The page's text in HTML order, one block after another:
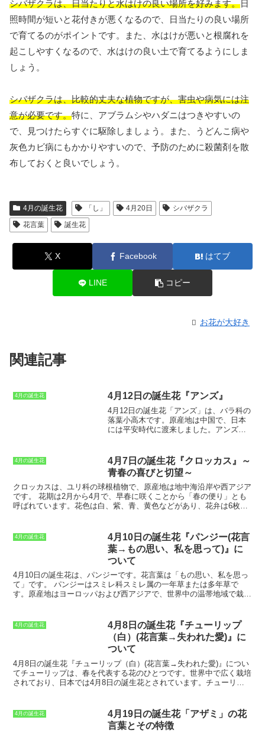
シバザクラは、日当たりと水はけの良い場所を好みます。日
照時間が短いと花付きが悪くなるので、日当たりの良い場所
で育てるのがポイントです。また、水はけが悪いと根腐れを
起こしやすくなるので、水はけの良い土で育てるようにしま
しょう。
シバザクラは、比較的丈夫な植物ですが、害虫や病気には注
意が必要です。特に、アブラムシやハダニはつきやすいの
で、見つけたらすぐに駆除しましょう。また、うどんこ病や
灰色カビ病にもかかりやすいので、予防のために殺菌剤を散
布しておくと良いでしょう。
4月の誕生花 「し」 4月20日
シバザクラ
花言葉
誕生花
X Facebook はてブ
LINE コピー
お花が大好き
関連記事
4月の誕生花 4月12日の誕生花『アンズ』
4月12日の誕生花「アンズ」 は、バラ科の
落葉小高木です。原産地は中国で、日本
には平安時代に渡来しました。アンズの
の直径は約2～3cmと小さく、一つの枝に
10～20個の花が固まって咲きます。アン
ズの花は、梅の花に似ていますが、花が
梅の花よりも大きいのが特徴です。アン
ズの花言葉は、「希望」「忍耐」「貞
節」など
です。「希望」の花言葉は、ア
とから、「貞節」の花言葉は、アンズの
花が一本の花茎に固まって咲くことから
由来しています。アンズの花は、古くか
ら邪気を払う力があるとされており、厄
除けのお守りに使われることもありま
す。
4月の誕生花
4月7日の誕生花『クロッカス』～
青春の喜びと切望～
クロッカスは、ユリ科の球根植物で、原産地は地中海沿岸や西アジア
です。
花期は2月から4月で、早春に咲くことから「春の便り」とも
呼ばれています。花色は白、紫、青、黄色などがあり、花弁は6枚
に植え付け、水やりをして、日の当たる場所で育てます。冬になる
と葉が枯れますが、春になると再び葉を茂らせ、花を咲かせます。ク
ロッカスの花言葉は「青春の喜びと切望」です。そのため、卒業式
や入学式のプレゼントとして人気があります。また、クロッカスは花
壇や鉢植えで楽しむこともできます。
4月の誕生花
4月10日の誕生花『パンジー(花言
葉→もの思い、私を思って)』に
ついて
4月10日の誕生花は、パンジーです。花言葉は「もの思い、私を思っ
て」です。
パンジーはスミレ科スミレ属の一年草または多年草で
す。原産地はヨーロッパおよび西アジアで、世界中の温帯地域で栽培
ります。パンジーの花言葉である「もの思い」は、パンジーの花がう
つむきがちで、物思いにふけているように見えることからつけられま
した。また、「私を思って」は、パンジーの花が人の顔を思わせる形
をしていることからつけられたと言われています。
葉は、恋人や友人への贈り物にぴったりです。パンジーは、花壇や鉢
植えで楽しむことができます。日当たりの良い場所を好み、水はけの
良い土壌で育ちます。花期は春と秋で、冬は休眠します。パンジー
は、育てやすく初心者にもおすすめです。
4月の誕生花
4月8日の誕生花『チューリップ
（白）(花言葉→失われた愛)』に
ついて
4月8日の誕生花『チューリップ（白）(花言葉→失われた愛)』 につい
てチューリップは、春を代表する花のひとつです。世界中で広く栽培
されており、日本では4月8日の誕生花とされています。チューリッ
球根から育つ植物で、花色は赤、白、黄、紫など、さまざまなものが
あります。花の形も、一重咲き、八重咲き、ユリ咲きなど、さまざま
です。チューリップは、花壇や鉢植え、切り花として楽しまれていま
4月の誕生花
4月19日の誕生花「アザミ」の花
言葉とその特徴